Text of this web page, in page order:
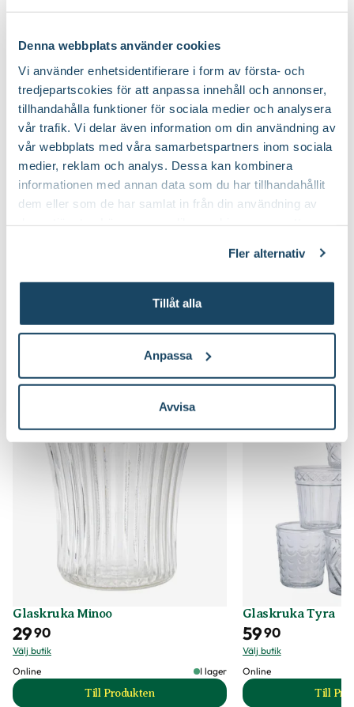
Denna webbplats använder cookies
Vi använder enhetsidentifierare i form av första- och
tredjepartscokies för att anpassa innehåll och annonser,
tillhandahålla funktioner för sociala medier och analysera
vår trafik. Vi delar även information om din användning av
vår webbplats med våra samarbetspartners inom sociala
medier, reklam och analys. Dessa kan kombinera
informationen med annan data som du har tillhandahållit
dem eller som de har samlat in från din användning av
Fler alternativ
Tillåt alla
Anpassa
Avvisa
Pumpa dekoration
6990
Välj butik
Glaskruka Minoo
2990
Välj butik
Online
I lager
Till Produkten
till Glaskruka Minoo produktsida
Glaskruka Tyra
5990
Välj butik
Online
Till